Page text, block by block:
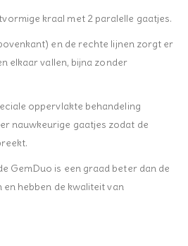
kraal met 2 paralelle gaatjes.
en de rechte lijnen zorgt er
elkaar vallen, bijna zonder
oppervlakte behandeling
nauwkeurige gaatjes zodat de
GemDuo is een graad beter dan de
hebben de kwaliteit van